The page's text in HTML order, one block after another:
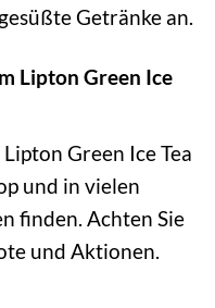
Getränke an.
Lipton Green Ice
Green Ice Tea
und in vielen
finden. Achten Sie
und Aktionen.